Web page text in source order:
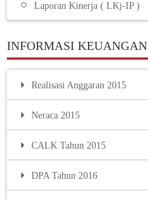
Laporan Kinerja ( LKj-IP )
INFORMASI KEUANGAN
Realisasi Anggaran 2015
Neraca 2015
CALK Tahun 2015
DPA Tahun 2016